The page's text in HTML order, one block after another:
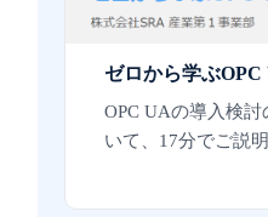
ゼロから学ぶ
OPC UAの導入検
いて、17分でご説